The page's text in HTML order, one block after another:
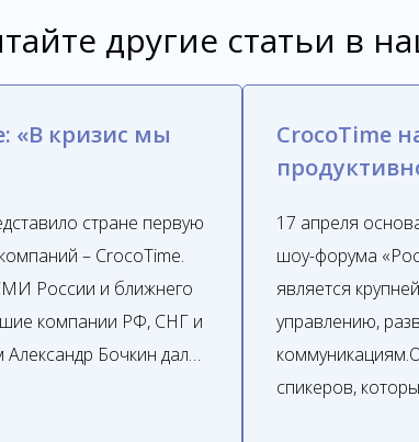
другие статьи в
«В кризис мы
стране первую
– CrocoTime.
России и ближнего
компании РФ, СНГ и
Бочкин дал…
CrocoTime
17 апреля
шоу-форума
является
управлению,
спикеров,